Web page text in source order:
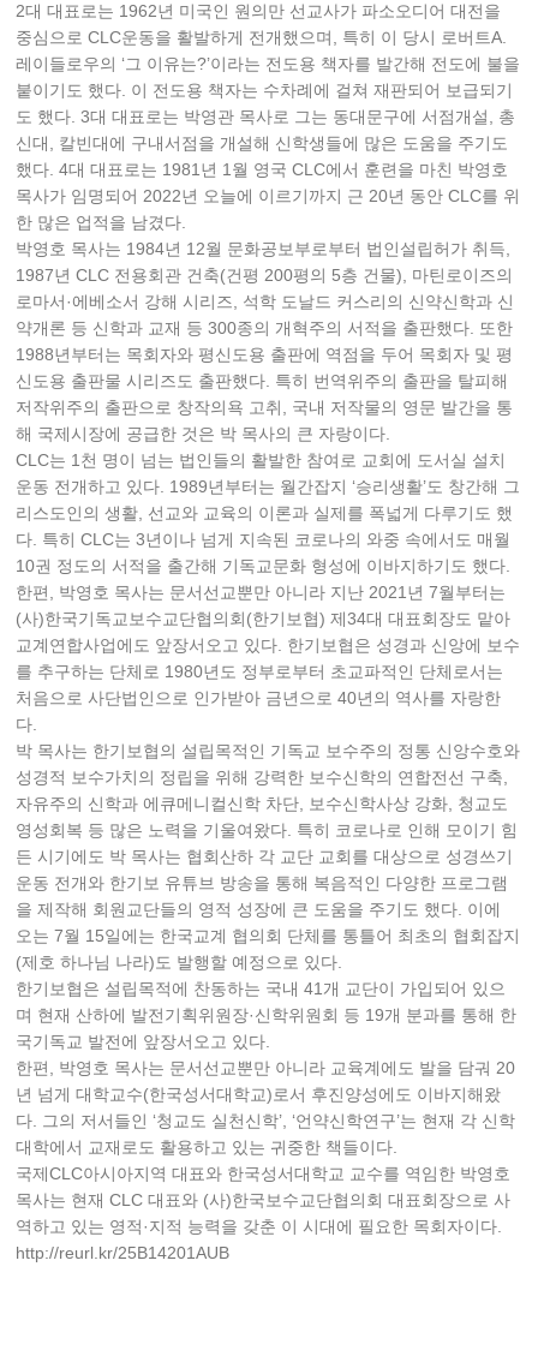
2대 대표로는 1962년 미국인 원의만 선교사가 파소오디어 대전을
중심으로 CLC운동을 활발하게 전개했으며, 특히 이 당시 로버트A.
레이들로우의 ‘그 이유는?’이라는 전도용 책자를 발간해 전도에 불을
붙이기도 했다. 이 전도용 책자는 수차례에 걸쳐 재판되어 보급되기
도 했다. 3대 대표로는 박영관 목사로 그는 동대문구에 서점개설, 총
신대, 칼빈대에 구내서점을 개설해 신학생들에 많은 도움을 주기도
했다. 4대 대표로는 1981년 1월 영국 CLC에서 훈련을 마친 박영호
목사가 임명되어 2022년 오늘에 이르기까지 근 20년 동안 CLC를 위
한 많은 업적을 남겼다.
박영호 목사는 1984년 12월 문화공보부로부터 법인설립허가 취득,
1987년 CLC 전용회관 건축(건평 200평의 5층 건물), 마틴로이즈의
로마서·에베소서 강해 시리즈, 석학 도날드 커스리의 신약신학과 신
약개론 등 신학과 교재 등 300종의 개혁주의 서적을 출판했다. 또한
1988년부터는 목회자와 평신도용 출판에 역점을 두어 목회자 및 평
신도용 출판물 시리즈도 출판했다. 특히 번역위주의 출판을 탈피해
저작위주의 출판으로 창작의욕 고취, 국내 저작물의 영문 발간을 통
해 국제시장에 공급한 것은 박 목사의 큰 자랑이다.
CLC는 1천 명이 넘는 법인들의 활발한 참여로 교회에 도서실 설치
운동 전개하고 있다. 1989년부터는 월간잡지 ‘승리생활’도 창간해 그
리스도인의 생활, 선교와 교육의 이론과 실제를 폭넓게 다루기도 했
다. 특히 CLC는 3년이나 넘게 지속된 코로나의 와중 속에서도 매월
10권 정도의 서적을 출간해 기독교문화 형성에 이바지하기도 했다.
한편, 박영호 목사는 문서선교뿐만 아니라 지난 2021년 7월부터는
(사)한국기독교보수교단협의회(한기보협) 제34대 대표회장도 맡아
교계연합사업에도 앞장서오고 있다. 한기보협은 성경과 신앙에 보수
를 추구하는 단체로 1980년도 정부로부터 초교파적인 단체로서는
처음으로 사단법인으로 인가받아 금년으로 40년의 역사를 자랑한
다.
박 목사는 한기보협의 설립목적인 기독교 보수주의 정통 신앙수호와
성경적 보수가치의 정립을 위해 강력한 보수신학의 연합전선 구축,
자유주의 신학과 에큐메니컬신학 차단, 보수신학사상 강화, 청교도
영성회복 등 많은 노력을 기울여왔다. 특히 코로나로 인해 모이기 힘
든 시기에도 박 목사는 협회산하 각 교단 교회를 대상으로 성경쓰기
운동 전개와 한기보 유튜브 방송을 통해 복음적인 다양한 프로그램
을 제작해 회원교단들의 영적 성장에 큰 도움을 주기도 했다. 이에
오는 7월 15일에는 한국교계 협의회 단체를 통틀어 최초의 협회잡지
(제호 하나님 나라)도 발행할 예정으로 있다.
한기보협은 설립목적에 찬동하는 국내 41개 교단이 가입되어 있으
며 현재 산하에 발전기획위원장·신학위원회 등 19개 분과를 통해 한
국기독교 발전에 앞장서오고 있다.
한편, 박영호 목사는 문서선교뿐만 아니라 교육계에도 발을 담궈 20
년 넘게 대학교수(한국성서대학교)로서 후진양성에도 이바지해왔
다. 그의 저서들인 ‘청교도 실천신학’, ‘언약신학연구’는 현재 각 신학
대학에서 교재로도 활용하고 있는 귀중한 책들이다.
국제CLC아시아지역 대표와 한국성서대학교 교수를 역임한 박영호
목사는 현재 CLC 대표와 (사)한국보수교단협의회 대표회장으로 사
역하고 있는 영적·지적 능력을 갖춘 이 시대에 필요한 목회자이다.
http://reurl.kr/25B14201AUB